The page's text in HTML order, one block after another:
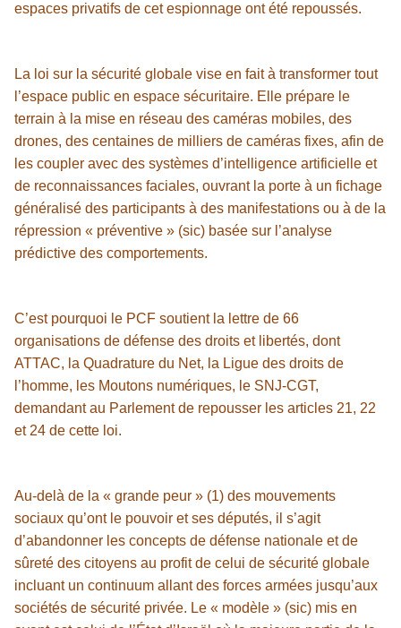
espaces privatifs de cet espionnage ont été repoussés.
La loi sur la sécurité globale vise en fait à transformer tout
l’espace public en espace sécuritaire. Elle prépare le
terrain à la mise en réseau des caméras mobiles, des
drones, des centaines de milliers de caméras fixes, afin de
les coupler avec des systèmes d’intelligence artificielle et
de reconnaissances faciales, ouvrant la porte à un fichage
généralisé des participants à des manifestations ou à de la
répression « préventive » (sic) basée sur l’analyse
prédictive des comportements.
C’est pourquoi le PCF soutient la lettre de 66
organisations de défense des droits et libertés, dont
ATTAC, la Quadrature du Net, la Ligue des droits de
l’homme, les Moutons numériques, le SNJ-CGT,
demandant au Parlement de repousser les articles 21, 22
et 24 de cette loi.
Au-delà de la « grande peur » (1) des mouvements
sociaux qu’ont le pouvoir et ses députés, il s’agit
d’abandonner les concepts de défense nationale et de
sûreté des citoyens au profit de celui de sécurité globale
incluant un continuum allant des forces armées jusqu’aux
sociétés de sécurité privée. Le « modèle » (sic) mis en